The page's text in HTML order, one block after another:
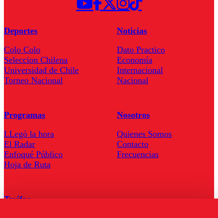
Deportes
Colo Colo
Seleccion Chilena
Universidad de Chile
Torneo Nacional
Noticias
Dato Practico
Economía
Internacional
Nacional
Programas
LLegó la hora
El Radar
Enfoqué Público
Hoja de Ruta
Nosotros
Quienes Somos
Contacto
Frecuencias
Tarifas